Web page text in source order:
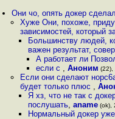
Они чо, опять докер
Хуже Они, похоже,
зависимостей, который
Большинству людей,
важен результат, совер
А работает ли
если с ,Аноним
Если они сделают
будет только плюс ,
Я хз, что не так с
послушать, aname(ok),
Нормальный докер